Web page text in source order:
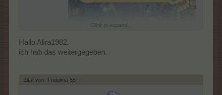
Vor Aktivierung:
12
Click to expand...
Hallo Alira1982,
ich hab das weitergegeben.
Zitat von -Fridolina-55: ↑